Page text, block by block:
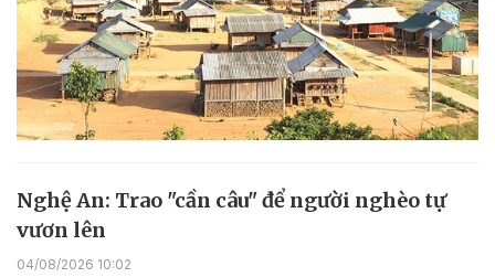
Nghệ An: Trao "cần câu" để người nghèo tự
vươn lên
04/08/2026 10:02